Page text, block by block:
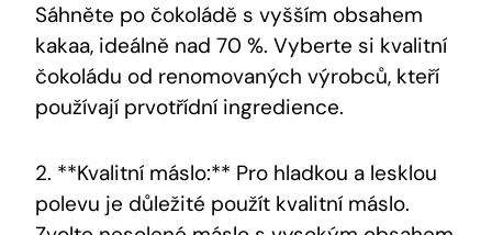
Sáhněte po čokoládě s vyšším obsahem
kakaa, ideálně nad 70 %. Vyberte si kvalitní
čokoládu od renomovaných výrobců, kteří
používají prvotřídní ingredience.
2. **Kvalitní máslo:** Pro hladkou a lesklou
polevu je důležité použít kvalitní máslo.